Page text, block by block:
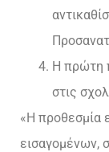
Η πρώτη
στις
«Η προθεσμία
εισαγομένων,